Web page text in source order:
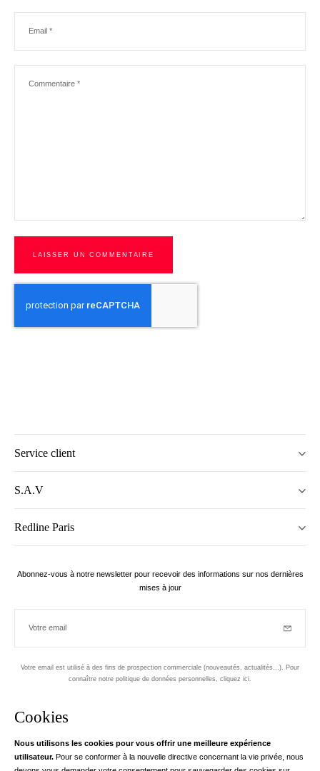
Cookies
Nous utilisons les cookies pour vous offrir une meilleure expérience
utilisateur. Pour se conformer à la nouvelle directive concernant la vie privée, nous
Email *
Commentaire *
LAISSER UN COMMENTAIRE
Service client
S.A.V
Redline Paris
Abonnez-vous à notre newsletter pour recevoir des informations sur nos dernières
mises à jour
Votre email
Votre email est utilisé à des fins de prospection commerciale (nouveautés, actualités...). Pour
connaître notre politique de données personnelles, cliquez ici.
Votre adresse email